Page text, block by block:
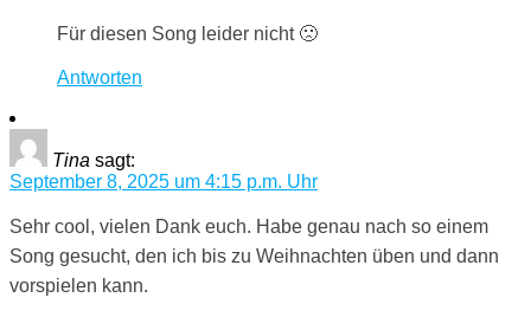
Für diesen Song leider nicht 🙁
Antworten
Tina sagt:
September 8, 2025 um 4:15 p.m. Uhr
Sehr cool, vielen Dank euch. Habe genau nach so einem
Song gesucht, den ich bis zu Weihnachten üben und dann
vorspielen kann.